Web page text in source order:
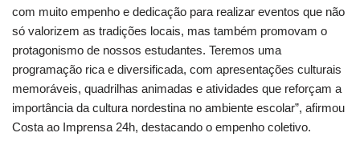
com muito empenho e dedicação para realizar eventos que não
só valorizem as tradições locais, mas também promovam o
protagonismo de nossos estudantes. Teremos uma
programação rica e diversificada, com apresentações culturais
memoráveis, quadrilhas animadas e atividades que reforçam a
importância da cultura nordestina no ambiente escolar”, afirmou
Costa ao Imprensa 24h, destacando o empenho coletivo.